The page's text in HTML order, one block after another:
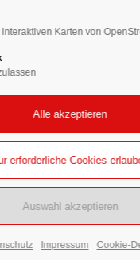
aus
Karten von
Impressum Cookie-